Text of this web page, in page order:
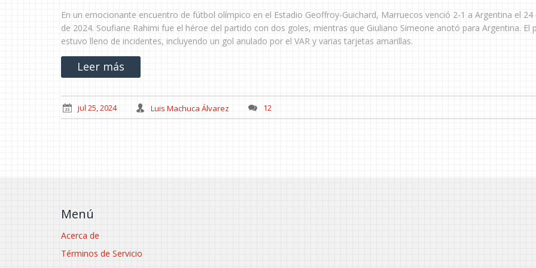
En un emocionante encuentro de fútbol olímpico en el Estadio Geoffroy-Guichard, Marruecos venció 2-1 a Argentina el 24
de 2024. Soufiane Rahimi fue el héroe del partido con dos goles, mientras que Giuliano Simeone anotó para Argentina. El
estuvo lleno de incidentes, incluyendo un gol anulado por el VAR y varias tarjetas amarillas.
Leer más
jul 25, 2024 Luis Machuca Álvarez 12
Menú
Acerca de
Términos de Servicio